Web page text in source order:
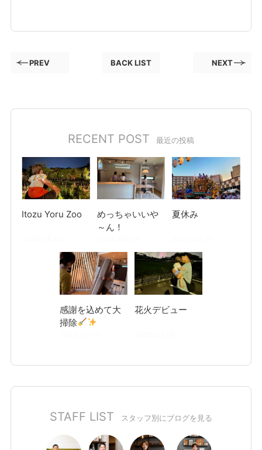
PREV BACK LIST NEXT
RECENT POST 最近の投稿
Itozu Yoru Zoo
めっちゃいいや
～ん！
夏休み
感謝を込めて大
掃除
花火デビュー
STAFF LIST スタッフ別にブログを見る